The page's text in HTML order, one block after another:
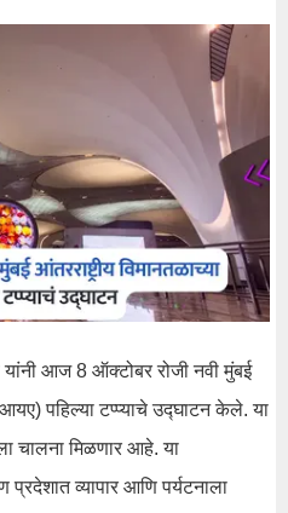
यांनी आज 8 ऑक्टोबर रोजी नवी मुंबई
पहिल्या टप्प्याचे उद्घाटन केले. या
चालना मिळणार आहे. या
व्यापार आणि पर्यटनाला